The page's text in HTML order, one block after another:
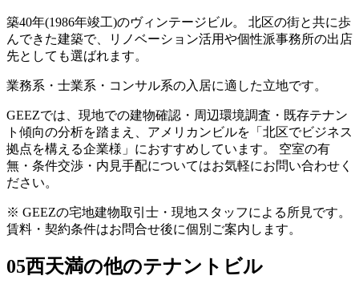
築40年(1986年竣工)のヴィンテージビル。 北区の街と共に歩
んできた建築で、リノベーション活用や個性派事務所の出店
先としても選ばれます。
業務系・士業系・コンサル系の入居に適した立地です。
GEEZでは、現地での建物確認・周辺環境調査・既存テナン
ト傾向の分析を踏まえ、アメリカンビルを「北区でビジネス
拠点を構える企業様」におすすめしています。 空室の有
無・条件交渉・内見手配についてはお気軽にお問い合わせく
ださい。
※ GEEZの宅地建物取引士・現地スタッフによる所見です。
賃料・契約条件はお問合せ後に個別ご案内します。
05西天満の他のテナントビル